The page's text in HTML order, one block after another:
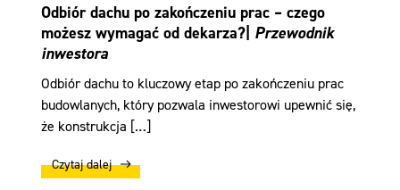
Odbiór dachu po zakończeniu prac – czego
możesz wymagać od dekarza?| Przewodnik
inwestora
Odbiór dachu to kluczowy etap po zakończeniu prac
budowlanych, który pozwala inwestorowi upewnić się,
że konstrukcja […]
Czytaj dalej